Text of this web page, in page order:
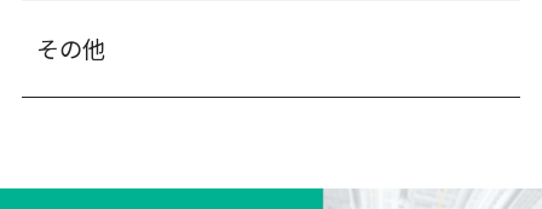
その他